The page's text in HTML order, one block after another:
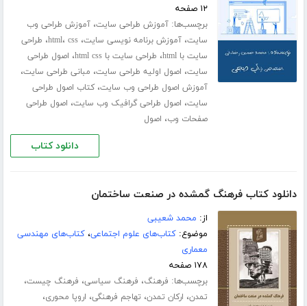
۱۲ صفحه
برچسب‌ها:آموزش طراحی سایت،آموزش طراحی وب
سایت،آموزش برنامه نویسی سایت، html، css ، طراحی
سایت با html
، طراحی سایت با html css ، اصول طراحی
سایت، اصول اولیه طراحی سایت، مبانی طراحی سایت،
آموزش اصول طراحی وب سایت،کتاب اصول طراحی
سایت، اصول طراحی گرافیک وب سایت، اصول طراحی
صفحات وب، اصول
دانلود کتاب
دانلود کتاب فرهنگ گمشده در صنعت ساختمان
از: محمد شعیبی
موضوع:کتاب‌های علوم اجتماعی،کتاب‌های مهندسی
معماری
۱۷۸ صفحه
برچسب‌ها: فرهنگ، فرهنگ سیاسی، فرهنگ چیست،
تمدن، ارکان تمدن، تهاجم فرهنگی، اروپا محوری،